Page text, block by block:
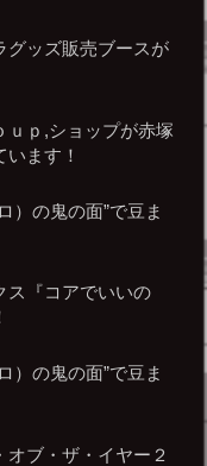
グッズ販売ブースが
ｕｐ,ショップが赤塚
ます！
）の鬼の面”で豆ま
ス『コアでいいの
）の鬼の面”で豆ま
ブ・ザ・イヤー２